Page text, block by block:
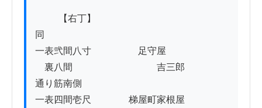
同
一表弐間八寸　　　　　足守屋
裏八間　　　　　　　　　吉三郎
通り筋南側
一表四間壱尺　　　　梯屋町家根屋